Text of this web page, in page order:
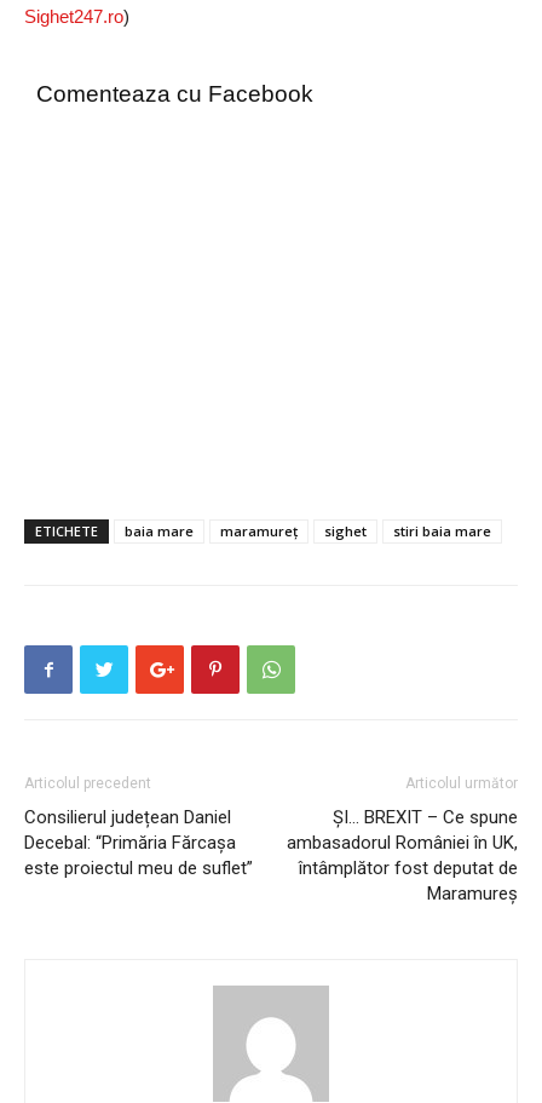
Sighet247.ro)
Comenteaza cu Facebook
ETICHETE baia mare maramureț sighet stiri baia mare
Articolul precedent
Consilierul județean Daniel
Decebal: “Primăria Fărcașa
este proiectul meu de suflet”
Articolul următor
ȘI… BREXIT – Ce spune
ambasadorul României în UK,
întâmplător fost deputat de
Maramureș